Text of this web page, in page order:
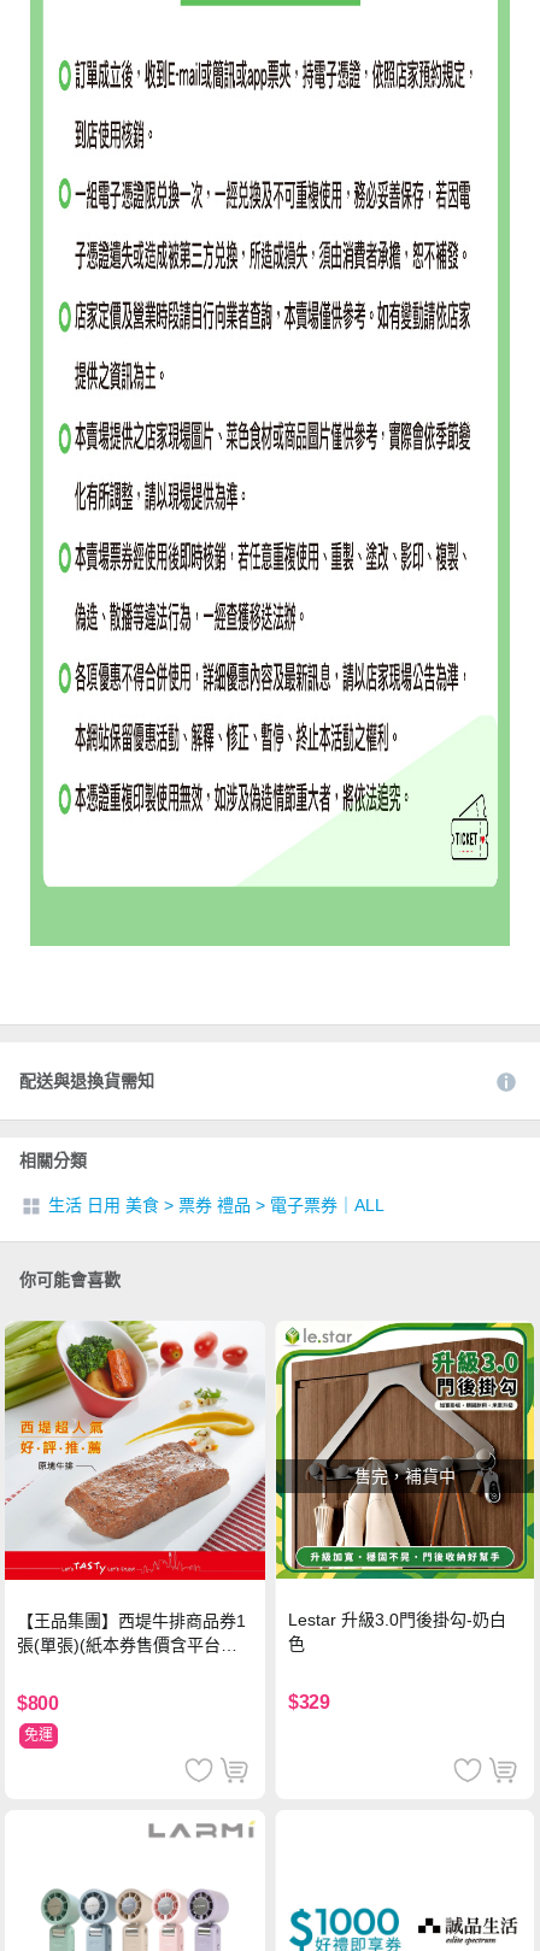
配送與退換貨需知
相關分類
生活 日用 美食 > 票券 禮品 > 電子票券｜ALL
你可能會喜歡
【王品集團】西堤牛排商品券1
張(單張)(紙本券售價含平台物
$800
免運
售完，補貨中
Lestar 升級3.0門後掛勾-奶白
色
$329